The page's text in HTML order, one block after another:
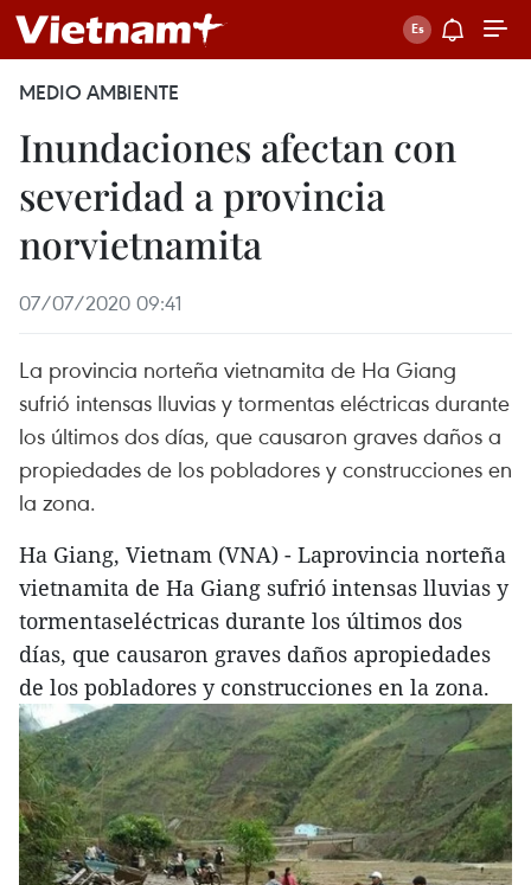
MEDIO AMBIENTE
Inundaciones afectan con
severidad a provincia
norvietnamita
07/07/2020 09:41
La provincia norteña vietnamita de Ha Giang
sufrió intensas lluvias y tormentas eléctricas durante
los últimos dos días, que causaron graves daños a
propiedades de los pobladores y construcciones en
la zona.
Ha Giang, Vietnam (VNA) - Laprovincia norteña
vietnamita de Ha Giang sufrió intensas lluvias y
tormentaseléctricas durante los últimos dos
días, que causaron graves daños apropiedades
de los pobladores y construcciones en la zona.